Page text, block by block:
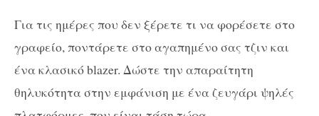
Για τις ημέρες που δεν ξέρετε τι να φορέσετε στο
γραφείο, ποντάρετε στο αγαπημένο σας τζιν και
ένα κλασικό blazer. Δώστε την απαραίτητη
θηλυκότητα στην εμφάνιση με ένα ζευγάρι ψηλές